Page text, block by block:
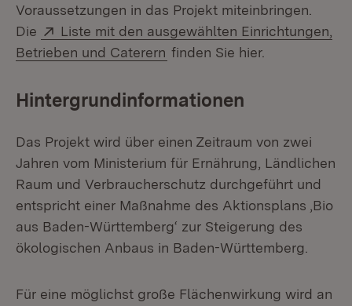
Voraussetzungen in das Projekt miteinbringen.
Die
Extern:
Liste mit den ausgewählten Einrichtungen,
Betrieben und Caterern (Öffnet in neuem Fenster)
finden Sie hier.
Hintergrundinformationen
Das Projekt wird über einen Zeitraum von zwei
Jahren vom Ministerium für Ernährung, Ländlichen
Raum und Verbraucherschutz durchgeführt und
entspricht einer Maßnahme des Aktionsplans ,Bio
aus Baden-Württemberg‘ zur Steigerung des
ökologischen Anbaus in Baden-Württemberg.
Für eine möglichst große Flächenwirkung wird an